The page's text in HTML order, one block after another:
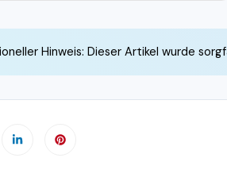
Hinweis: Dieser Artikel wurde